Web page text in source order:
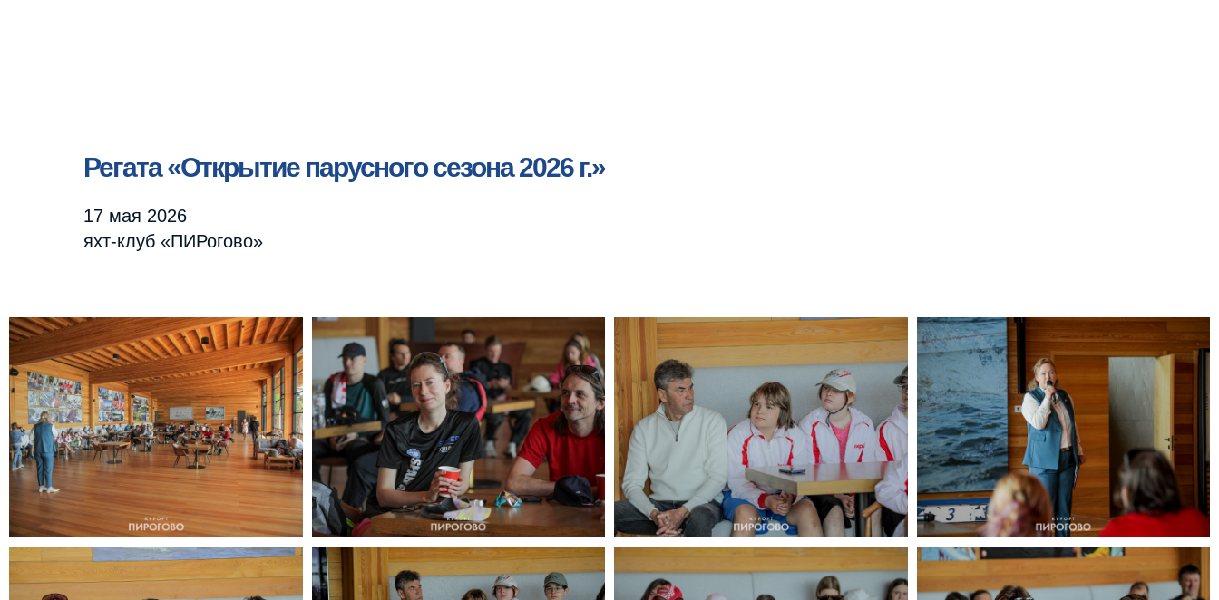
Регата «Открытие парусного сезона 2026 г.»
17 мая 2026
яхт-клуб «ПИРогово»